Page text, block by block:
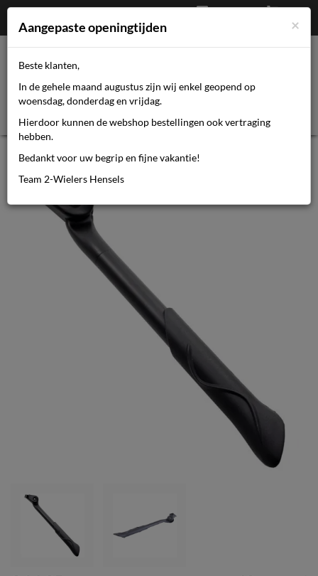
€0,00
Afrekenen
Mijn account
Gazelle Standaard black CL-KA63
×
Aangepaste openingtijden
Beste klanten,
In de gehele maand augustus zijn wij enkel geopend op
woensdag, donderdag en vrijdag.
Hierdoor kunnen de webshop bestellingen ook vertraging
hebben.
Bedankt voor uw begrip en fijne vakantie!
Team 2-Wielers Hensels